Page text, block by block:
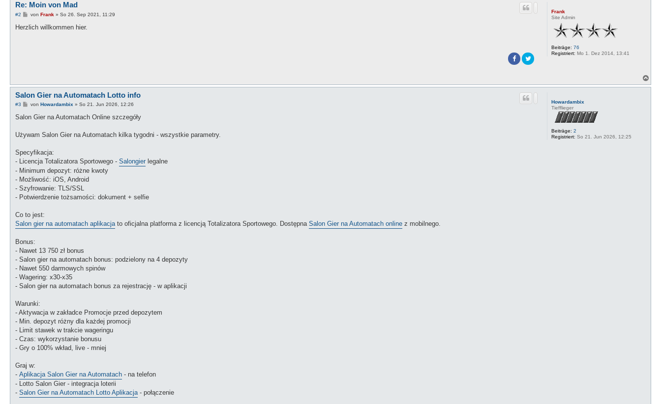
Frank
Site Admin
Beiträge: 76
Registriert: Mo 1. Dez 2014, 13:41
Re: Moin von Mad
#2
B
i
von Frank» So 26. Sep 2021, 11:29
Herzlich willkommen hier.
a
Howardambix
Tiefflieger
Beiträge: 2
Registriert: So 21. Jun 2026, 12:25
Salon Gier na Automatach Lotto info
#3
B
i
a
von Howardambix » So 21. Jun 2026, 12:26
Salon Gier na Automatach Online szczegóły
Używam Salon Gier na Automatach kilka tygodni - wszystkie parametry.
Specyfikacja:
- Licencja Totalizatora Sportowego - Salongier legalne
- Minimum depozyt: różne kwoty
- Możliwość: iOS, Android
- Szyfrowanie: TLS/SSL
- Potwierdzenie tożsamości: dokument + selfie
Co to jest:
Salon gier na automatach aplikacjato oficjalna platforma z licencją Totalizatora Sportowego. Dostępna Salon Gier na Automatach online z mobilnego.
Bonus:
- Nawet 13 750 zł bonus
- Salon gier na automatach bonus: podzielony na 4 depozyty
- Nawet 550 darmowych spinów
- Wagering: x30-x35
- Salon gier na automatach bonus za rejestrację - w aplikacji
Warunki:
- Aktywacja w zakładce Promocje przed depozytem
- Min. depozyt różny dla każdej promocji
- Limit stawek w trakcie wageringu
- Czas: wykorzystanie bonusu
- Gry o 100% wkład, live - mniej
Graj w:
- Aplikacja Salon Gier na Automatach - na telefon
- Lotto Salon Gier - integracja loterii
- Salon Gier na Automatach Lotto Aplikacja- połączenie